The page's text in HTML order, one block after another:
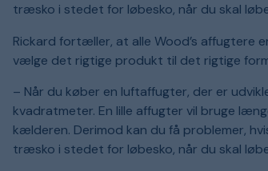
træsko i stedet for løbesko, når du skal
Rickard fortæller, at alle Wood’s affugtere
vælge det rigtige produkt til det rigtige
– Når du køber en luftaffugter, der er
kvadratmeter. En lille affugter vil bruge
kælderen. Derimod kan du få problemer,
træsko i stedet for løbesko, når du skal